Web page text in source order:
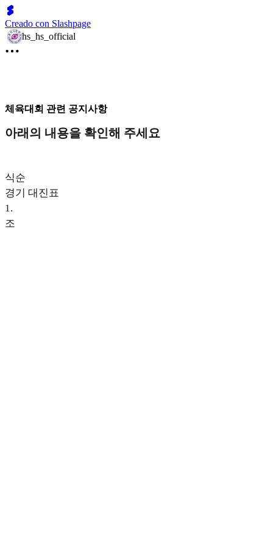
Creado con Slashpage
hs_hs_official
체육대회 관련 공지사항
아래의 내용을 확인해 주세요
식순
경기 대진표
1.
조